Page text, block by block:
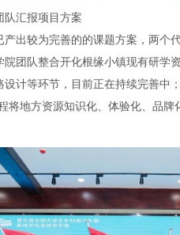
队汇报项目方案
产出较为完善的的课题方案，两个
团队整合开化根缘小镇现有研学
设计等环节，目前正在持续完善中
将地方资源知识化、体验化、品